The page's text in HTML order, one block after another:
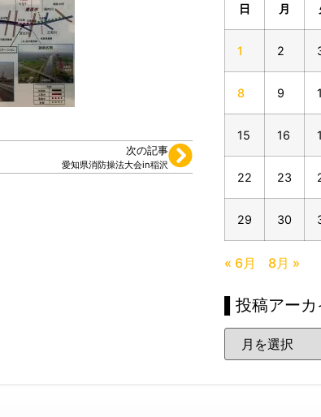
次の記事
愛知県消防操法大会in稲沢
日 月
1 2
8 9
15 16
22 23
29 30
« 6月 8月 »
▌投稿アー